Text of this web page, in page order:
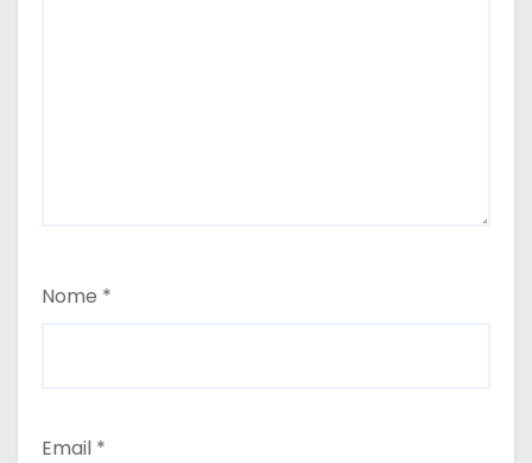
Nome *
Email *